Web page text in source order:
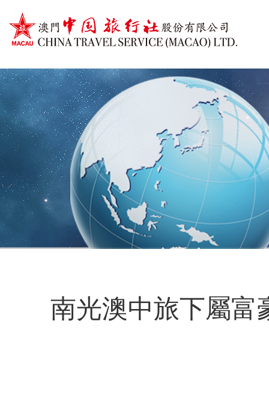
南光澳中旅下屬富